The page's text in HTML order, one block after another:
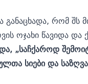
განაცხადა, რომ შს
ოჯახი წავიდა
„საჩქაროდ
სიები და